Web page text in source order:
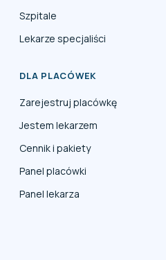
Szpitale
Lekarze specjaliści
DLA PLACÓWEK
Zarejestruj placówkę
Jestem lekarzem
Cennik i pakiety
Panel placówki
Panel lekarza